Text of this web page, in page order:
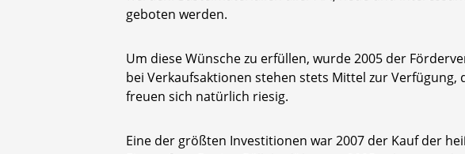
geboten werden.
Um diese Wünsche zu erfüllen, wurde 2005 der
bei Verkaufsaktionen stehen stets Mittel zur
freuen sich natürlich riesig.
Eine der größten Investitionen war 2007 der Kauf der